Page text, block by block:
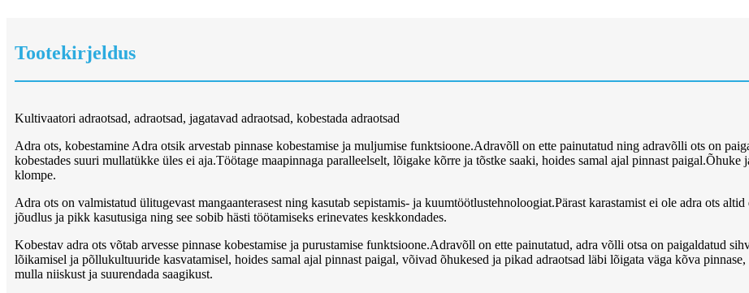
Tootekirjeldus
Kultivaatori adraotsad, adraotsad, jagatavad adraotsad, kobestada adraotsad
Adra ots, kobestamine Adra otsik arvestab pinnase kobestamise ja muljumise funktsioone.Adravõll on ette painutatud ning adravõlli ots on
kobestades suuri mullatükke üles ei aja.Töötage maapinnaga paralleelselt, lõigake kõrre ja tõstke saaki, hoides samal ajal pinnast
klompe.
Adra ots on valmistatud ülitugevast mangaanterasest ning kasutab sepistamis- ja kuumtöötlustehnoloogiat.Pärast karastamist ei ole adra ots
jõudlus ja pikk kasutusiga ning see sobib hästi töötamiseks erinevates keskkondades.
Kobestav adra ots võtab arvesse pinnase kobestamise ja purustamise funktsioone.Adravõll on ette painutatud, adra võlli otsa on paigaldatud
lõikamisel ja põllukultuuride kasvatamisel, hoides samal ajal pinnast paigal, võivad õhukesed ja pikad adraotsad läbi lõigata väga kõva
mulla niiskust ja suurendada saagikust.